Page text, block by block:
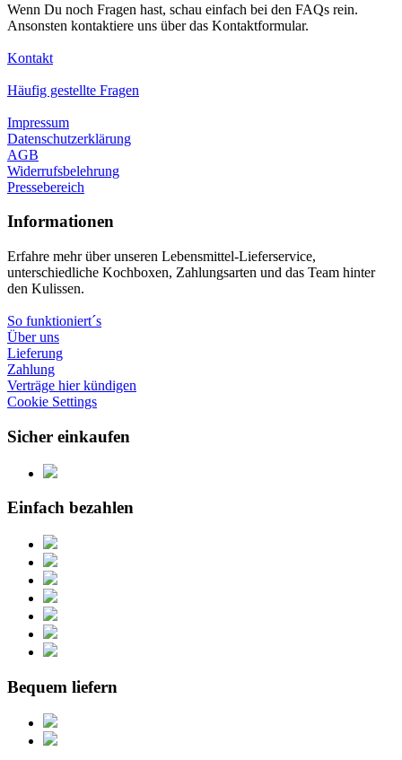
Wenn Du noch Fragen hast, schau einfach bei den FAQs rein.
Ansonsten kontaktiere uns über das Kontaktformular.
Kontakt
Häufig gestellte Fragen
Impressum
Datenschutzerklärung
AGB
Widerrufsbelehrung
Pressebereich
Informationen
Erfahre mehr über unseren Lebensmittel-Lieferservice,
unterschiedliche Kochboxen, Zahlungsarten und das Team hinter
den Kulissen.
So funktioniert´s
Über uns
Lieferung
Zahlung
Verträge hier kündigen
Cookie Settings
Sicher einkaufen
Einfach bezahlen
Bequem liefern